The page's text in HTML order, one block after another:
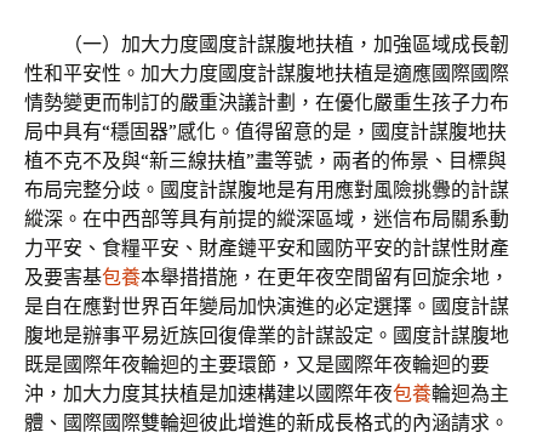
（一）加大力度國度計謀腹地扶植，加強區域成長韌
性和平安性。加大力度國度計謀腹地扶植是適應國際國際
情勢變更而制訂的嚴重決議計劃，在優化嚴重生孩子力布
局中具有“穩固器”感化。值得留意的是，國度計謀腹地扶
植不克不及與“新三線扶植”畫等號，兩者的佈景、目標與
布局完整分歧。國度計謀腹地是有用應對風險挑釁的計謀
縱深。在中西部等具有前提的縱深區域，迷信布局關系動
力平安、食糧平安、財產鏈平安和國防平安的計謀性財產
及要害基包養本舉措措施，在更年夜空間留有回旋余地，
是自在應對世界百年變局加快演進的必定選擇。國度計謀
腹地是辦事平易近族回復偉業的計謀設定。國度計謀腹地
既是國際年夜輪迴的主要環節，又是國際年夜輪迴的要
沖，加大力度其扶植是加速構建以國際年夜包養輪迴為主
體、國際國際雙輪迴彼此增進的新成長格式的內涵請求。